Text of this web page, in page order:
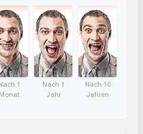
1
Monat
Nach 1
Jahr
Nach 10
Jahren